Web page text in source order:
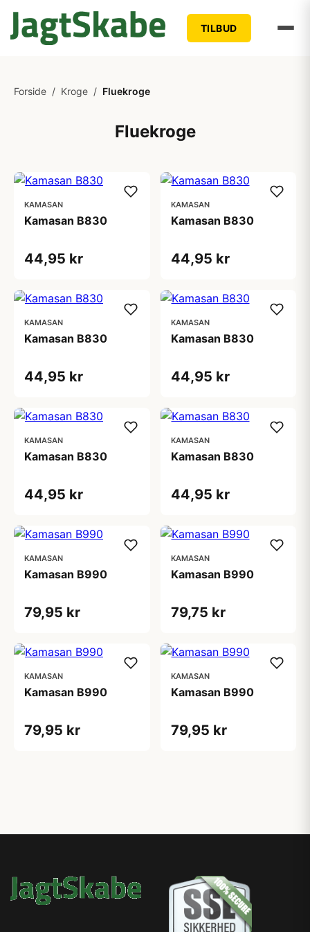
TILBUD
Forside / Kroge / Fluekroge
Fluekroge
KAMASAN
Kamasan B830
44,95 kr
KAMASAN
Kamasan B830
44,95 kr
KAMASAN
Kamasan B830
44,95 kr
KAMASAN
Kamasan B830
44,95 kr
KAMASAN
Kamasan B830
44,95 kr
KAMASAN
Kamasan B830
44,95 kr
KAMASAN
Kamasan B990
79,95 kr
KAMASAN
Kamasan B990
79,75 kr
KAMASAN
Kamasan B990
79,95 kr
KAMASAN
Kamasan B990
79,95 kr